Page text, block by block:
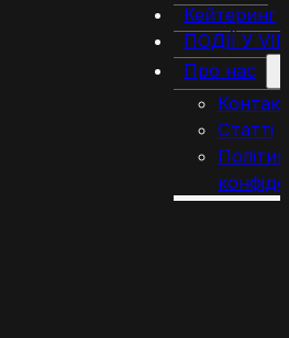
Кейтеринг
ПОДІЇ У
Про нас
Статті